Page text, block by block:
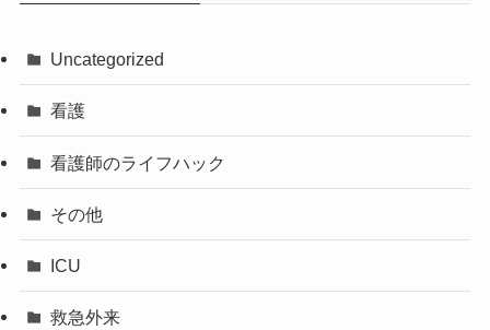
Uncategorized
看護
看護師のライフハック
その他
ICU
救急外来